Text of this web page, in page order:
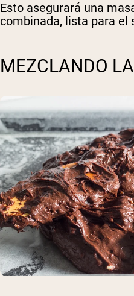
Esto asegurará una
combinada, lista para el
MEZCLANDO